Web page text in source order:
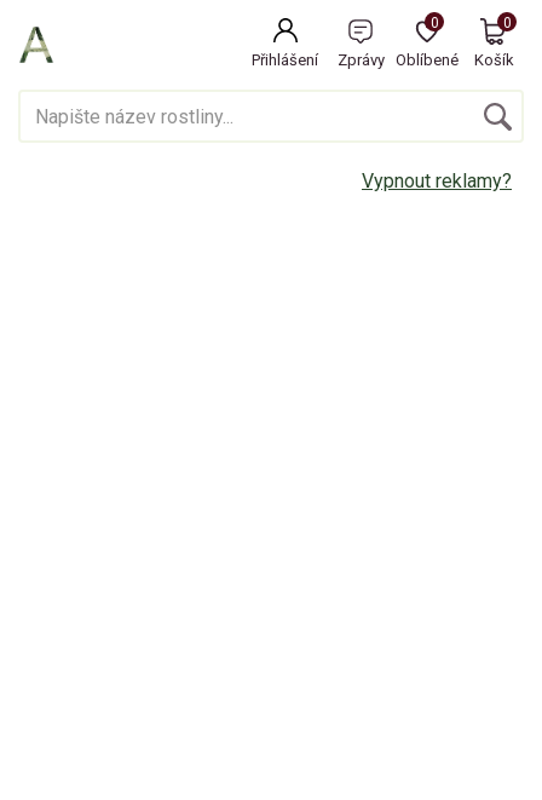
Přihlášení Zprávy Oblíbené
0
Košík
0
Vypnout reklamy?